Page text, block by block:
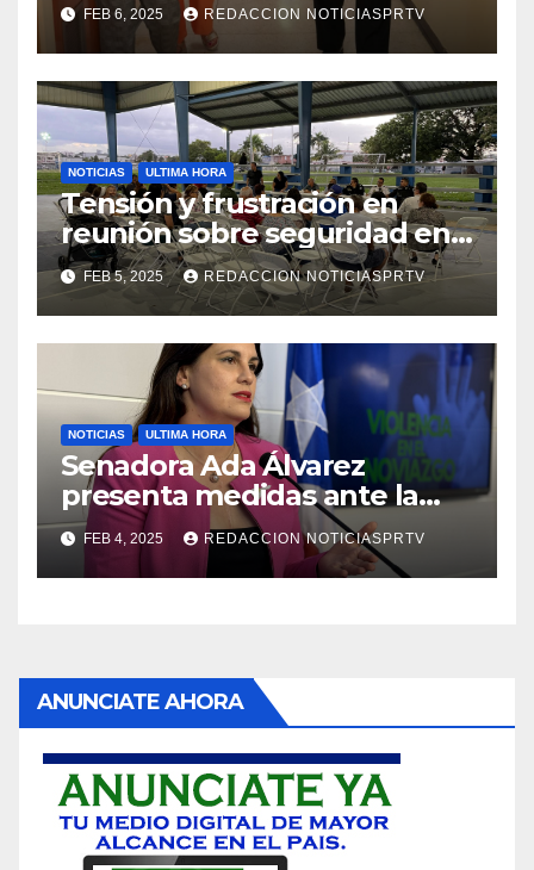
de la Salud en Mayagüez
FEB 6, 2025 REDACCION NOTICIASPRTV
NOTICIAS ULTIMA HORA
Tensión y frustración en
reunión sobre seguridad en
Reparto Metropolitano
FEB 5, 2025 REDACCION NOTICIASPRTV
NOTICIAS ULTIMA HORA
Senadora Ada Álvarez
presenta medidas ante la
violencia en el noviazgo
FEB 4, 2025 REDACCION NOTICIASPRTV
ANUNCIATE AHORA